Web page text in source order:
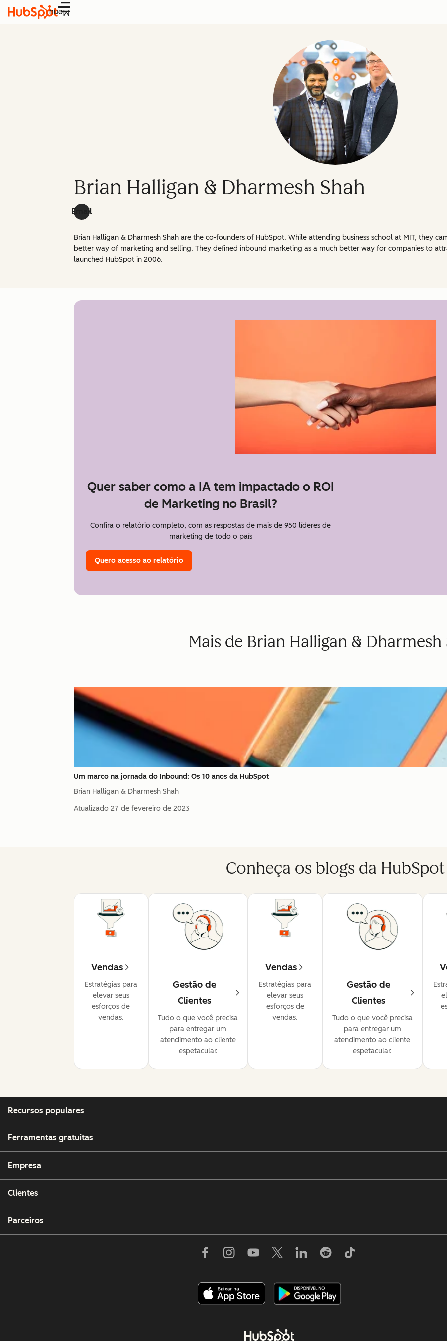
Menu
Brian Halligan & Dharmesh Shah
Email
Brian Halligan & Dharmesh Shah are the co-founders of HubSpot. While attending business school at MIT, they
better way of marketing and selling. They defined inbound marketing as a much better way for companies to
launched HubSpot in 2006.
Quer saber como a IA tem impactado o ROI
de Marketing no Brasil?
Confira o relatório completo, com as respostas de mais de 950 líderes de
marketing de todo o país
Quero acesso ao relatório
Mais de Brian Halligan & Dharmesh
Um marco na jornada do Inbound: Os 10 anos da HubSpot
Brian Halligan & Dharmesh Shah
Atualizado 27 de fevereiro de 2023
Conheça os blogs da HubSpot
Vendas
Estratégias para
elevar seus
esforços de
vendas.
Gestão de
Clientes
Tudo o que você precisa
para entregar um
atendimento ao cliente
espetacular.
Vendas
Estratégias para
elevar seus
esforços de
vendas.
Gestão de
Clientes
Tudo o que você precisa
para entregar um
atendimento ao cliente
espetacular.
Recursos populares
Ferramentas gratuitas
Empresa
Clientes
Parceiros